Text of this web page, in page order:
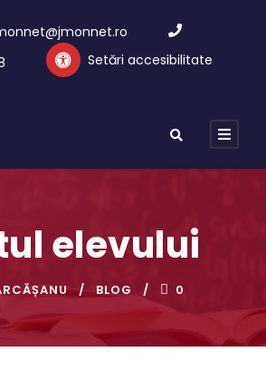
Setări accesibilitate
elevului
BLOG 0